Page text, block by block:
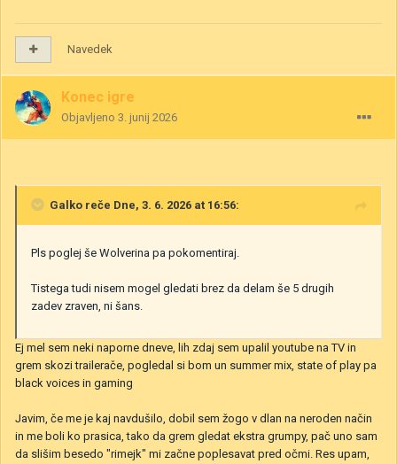
Navedek
Konec igre
Objavljeno 3. junij 2026
Galko reče Dne, 3. 6. 2026 at 16:56:
Pls poglej še Wolverina pa pokomentiraj.
Tistega tudi nisem mogel gledati brez da delam še 5 drugih
zadev zraven, ni šans.
Ej mel sem neki naporne dneve, lih zdaj sem upalil youtube na TV in
grem skozi trailerače, pogledal si bom un summer mix, state of play pa
black voices in gaming
Javim, če me je kaj navdušilo, dobil sem žogo v dlan na neroden način
in me boli ko prasica, tako da grem gledat ekstra grumpy, pač uno sam
da slišim besedo "rimejk" mi začne poplesavat pred očmi. Res upam,